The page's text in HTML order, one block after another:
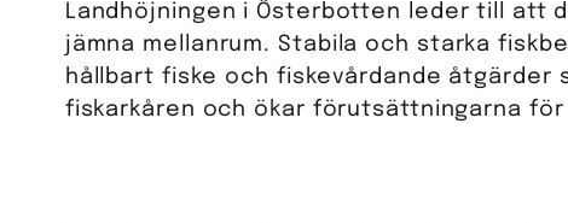
Landhöjningen i Österbotten leder till att
jämna mellanrum. Stabila och starka
hållbart fiske och fiskevårdande åtgärder
fiskarkåren och ökar förutsättningarna för